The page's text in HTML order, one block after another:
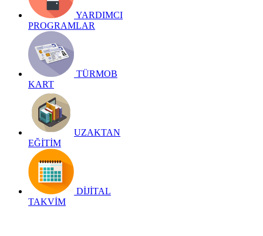
YARDIMCI
PROGRAMLAR
TÜRMOB
KART
UZAKTAN
EĞİTİM
DİJİTAL
TAKVİM